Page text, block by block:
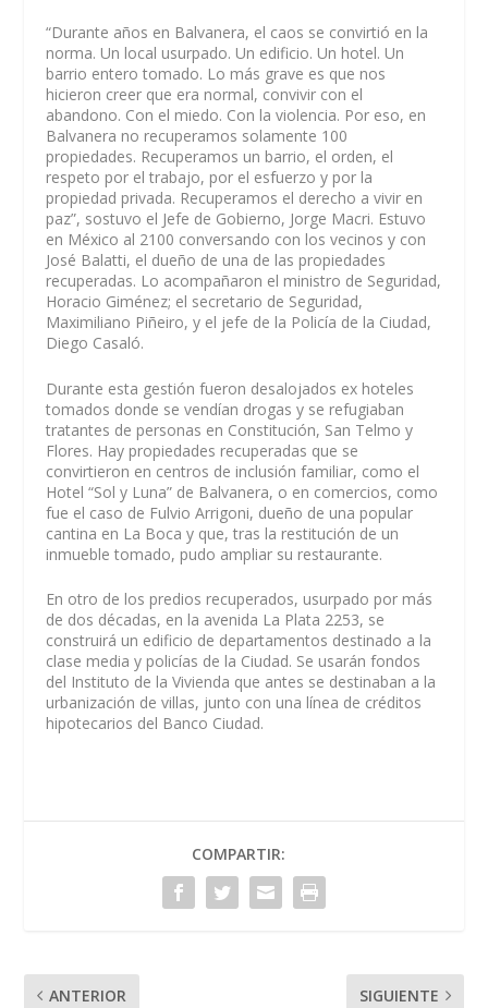
“Durante años en Balvanera, el caos se convirtió en la
norma. Un local usurpado. Un edificio. Un hotel. Un
barrio entero tomado. Lo más grave es que nos
hicieron creer que era normal, convivir con el
abandono. Con el miedo. Con la violencia. Por eso, en
Balvanera no recuperamos solamente 100
propiedades. Recuperamos un barrio, el orden, el
respeto por el trabajo, por el esfuerzo y por la
propiedad privada. Recuperamos el derecho a vivir en
paz”, sostuvo el Jefe de Gobierno, Jorge Macri. Estuvo
en México al 2100 conversando con los vecinos y con
José Balatti, el dueño de una de las propiedades
recuperadas. Lo acompañaron el ministro de Seguridad,
Horacio Giménez; el secretario de Seguridad,
Maximiliano Piñeiro, y el jefe de la Policía de la Ciudad,
Diego Casaló.
Durante esta gestión fueron desalojados ex hoteles
tomados donde se vendían drogas y se refugiaban
tratantes de personas en Constitución, San Telmo y
Flores. Hay propiedades recuperadas que se
convirtieron en centros de inclusión familiar, como el
Hotel “Sol y Luna” de Balvanera, o en comercios, como
fue el caso de Fulvio Arrigoni, dueño de una popular
cantina en La Boca y que, tras la restitución de un
inmueble tomado, pudo ampliar su restaurante.
En otro de los predios recuperados, usurpado por más
de dos décadas, en la avenida La Plata 2253, se
construirá un edificio de departamentos destinado a la
clase media y policías de la Ciudad. Se usarán fondos
del Instituto de la Vivienda que antes se destinaban a la
urbanización de villas, junto con una línea de créditos
hipotecarios del Banco Ciudad.
COMPARTIR:
ANTERIOR SIGUIENTE